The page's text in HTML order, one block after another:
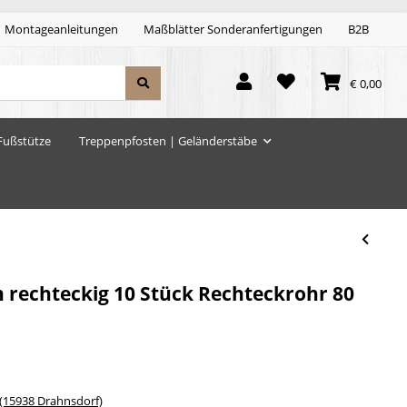
Montageanleitungen Maßblätter Sonderanfertigungen B2B
€ 0,00
Treppenpfosten | Geländerstäbe
10 Stück Rechteckrohr 80
Drahnsdorf)